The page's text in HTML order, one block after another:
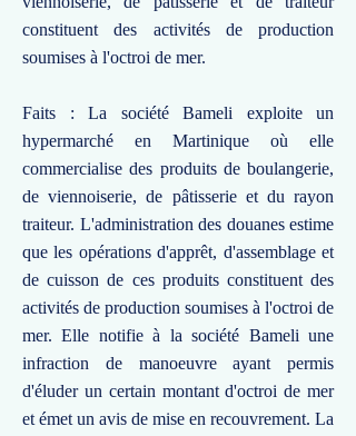
constituent des activités de production
soumises à l'octroi de mer.
Faits : La société Bameli exploite un
hypermarché en Martinique où elle
commercialise des produits de boulangerie,
de viennoiserie, de pâtisserie et du rayon
traiteur. L'administration des douanes estime
que les opérations d'apprêt, d'assemblage et
de cuisson de ces produits constituent des
activités de production soumises à l'octroi de
mer. Elle notifie à la société Bameli une
infraction de manoeuvre ayant permis
d'éluder un certain montant d'octroi de mer
et émet un avis de mise en recouvrement. La